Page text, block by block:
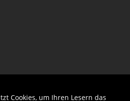
Cookies, um Ihren Lesern das
Auftrag widerrufen